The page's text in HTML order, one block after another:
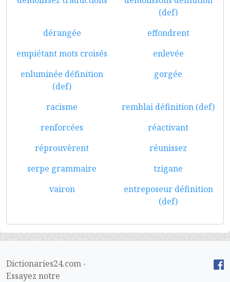
(def)
dérangée
effondrent
empiétant mots croisés
enlevée
enluminée définition
(def)
gorgée
racisme
remblai définition (def)
renforcées
réactivant
réprouvèrent
réunissez
serpe grammaire
tzigane
vairon
entreposeur définition
(def)
Dictionaries24.com -
Essayez notre